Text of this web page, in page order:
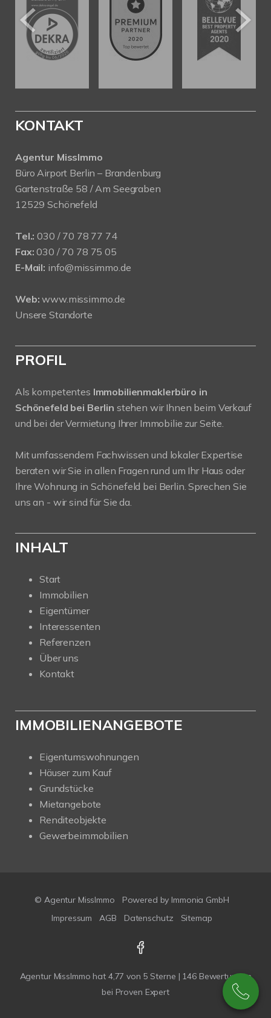
KONTAKT
Agentur MissImmo
Büro Airport Berlin – Brandenburg
Gartenstraße 58 / Am Seegraben
12529 Schönefeld
Tel.: 030 / 70 78 77 74
Fax: 030 / 70 78 75 05
E-Mail: info@missimmo.de
Web: www.missimmo.de
Unsere Standorte
PROFIL
Als kompetentes Immobilienmaklerbüro in
Schönefeld bei Berlin stehen wir Ihnen beim Verkauf
und bei der Vermietung Ihrer Immobilie zur Seite.
Mit umfassendem Fachwissen und lokaler Expertise
beraten wir Sie in allen Fragen rund um Ihr Haus oder
Ihre Wohnung in Schönefeld bei Berlin. Sprechen Sie
uns an - wir sind für Sie da.
INHALT
Start
Immobilien
Eigentümer
Interessenten
Referenzen
Über uns
Kontakt
IMMOBILIENANGEBOTE
Eigentumswohnungen
Häuser zum Kauf
Grundstücke
Mietangebote
Renditeobjekte
Gewerbeimmobilien
© Agentur MissImmo Powered by Immonia GmbH
Impressum
AGB Datenschutz Sitemap
Agentur MissImmo hat 4,77 von 5 Sterne | 146Bewertungen
bei Proven Expert